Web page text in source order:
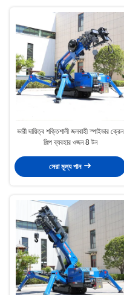
ভারী দায়িত্ব শক্তিশালী জলবাহী স্পাইডার ক্রেন
শিল্প ব্যবহার ওজন 8 টন
সেরা মূল্য পান